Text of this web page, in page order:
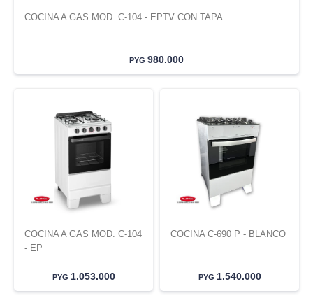
COCINA A GAS MOD. C-104 - EPTV CON TAPA
PYG 980.000
COCINA A GAS MOD. C-104
- EP
PYG 1.053.000
COCINA C-690 P - BLANCO
PYG 1.540.000